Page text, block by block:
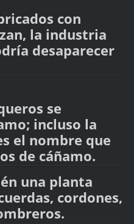
con
la industria
desaparecer
se
incluso la
el nombre que
de cáñamo.
una planta
cordones,